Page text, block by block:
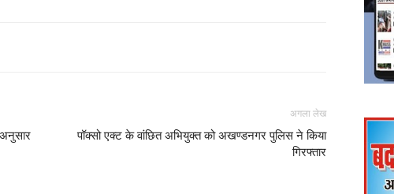
अनुसार
अगला लेख
पॉक्सो एक्ट के वांछित अभियुक्त को अखण्डनगर पुलिस ने किया
गिरफ्तार